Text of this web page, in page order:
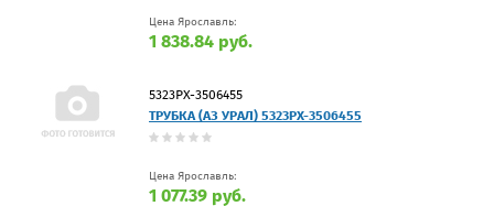
Цена Ярославль:
1 838.84 руб.
5323РХ-3506455
ТРУБКА (АЗ УРАЛ) 5323РХ-3506455
Цена Ярославль:
1 077.39 руб.